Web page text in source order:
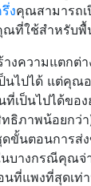
งคุณสามารถเ
ณที่ใช้สำหรับพื้
งความแตกต่
นไปได้ แต่คุณ
ที่เป็นไปได้ขอ
ธิภาพน้อยกว่
ดขั้นตอนการส่
บางกรณีคุณจ่
ที่แพงที่สุดเท่